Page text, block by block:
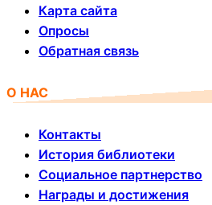
Карта сайта
Опросы
Обратная связь
О НАС
Контакты
История библиотеки
Социальное партнерство
Награды и достижения